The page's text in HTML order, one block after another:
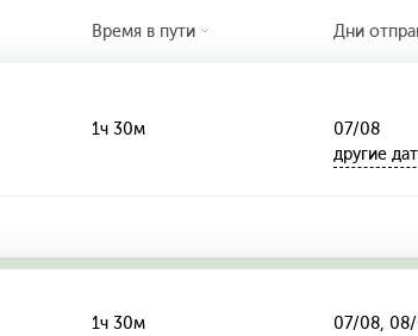
Время в пути Дни
1ч 30м
07/08
другие
1ч 30м
07/08,